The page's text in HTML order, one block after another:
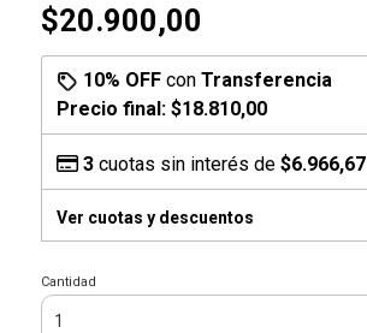
$20.900,00
10% OFFcon Transferencia
Precio final: $18.810,00
3cuotas sin interés de $6.966,67
Ver cuotas y descuentos
Cantidad